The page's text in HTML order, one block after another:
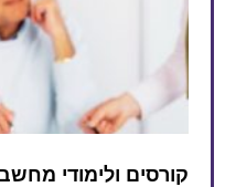
קורסים ולימודי